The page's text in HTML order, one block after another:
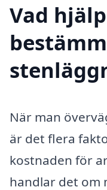
Vad
När man
är det flera
kostnaden för
handlar det om